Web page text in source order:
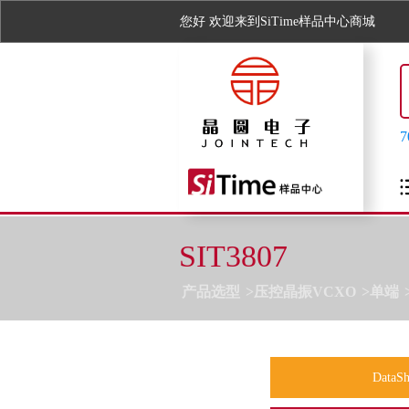
您好 欢迎来到SiTime样品中心商城
SIT3807
产品选型 压控晶振VCXO 单端